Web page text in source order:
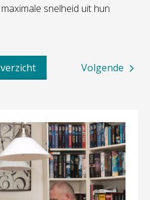
snelheid uit hun
Volgende
Overzicht